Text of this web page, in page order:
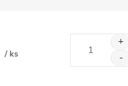
/ ks